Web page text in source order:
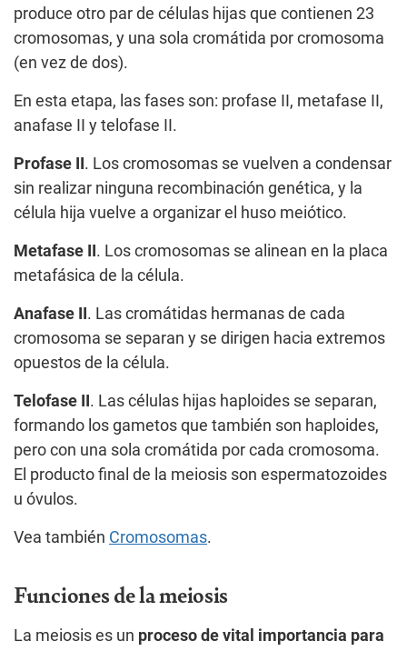
produce otro par de células hijas que contienen 23
cromosomas, y una sola cromátida por cromosoma
(en vez de dos).
En esta etapa, las fases son: profase II, metafase II,
anafase II y telofase II.
Profase II . Los cromosomas se vuelven a condensar
sin realizar ninguna recombinación genética, y la
célula hija vuelve a organizar el huso meiótico.
Metafase II . Los cromosomas se alinean en la placa
metafásica de la célula.
Anafase II . Las cromátidas hermanas de cada
cromosoma se separan y se dirigen hacia extremos
opuestos de la célula.
Telofase II . Las células hijas haploides se separan,
formando los gametos que también son haploides,
pero con una sola cromátida por cada cromosoma.
El producto final de la meiosis son espermatozoides
u óvulos.
Vea también Cromosomas.
Funciones de la meiosis
La meiosis es un proceso de vital importancia para